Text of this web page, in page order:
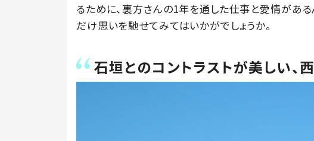
るために、裏方さんの1年を通した仕事と愛情があ
だけ思いを馳せてみてはいかがでしょうか。
石垣とのコントラストが美しい